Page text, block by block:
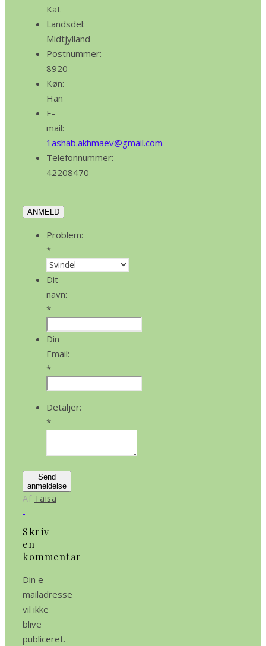
Kat
Landsdel:
Midtjylland
Postnummer:
8920
Køn:
Han
E-
mail:
1ashab.akhmaev@gmail.com
Telefonnummer:
42208470
ANMELD
Problem:
*
Dit
navn:
*
Din
Email:
*
Detaljer:
*
Send
anmeldelse
Af Taisa
Skriv
en
kommentar
Din e-
mailadresse
vil ikke
blive
publiceret.